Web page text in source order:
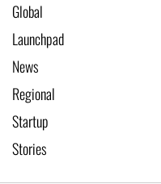
Global
Launchpad
News
Regional
Startup
Stories